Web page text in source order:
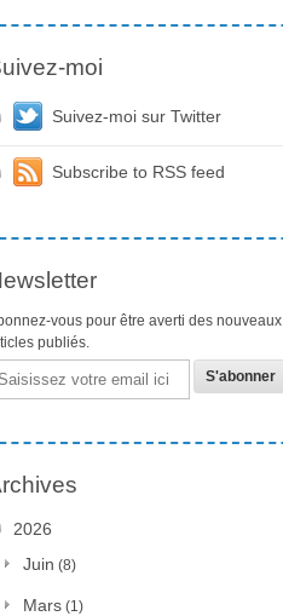
moi
Suivez-moi sur Twitter
Subscribe to RSS feed
vous pour être averti des nouveaux
publiés.
2026
Juin (8)
Mars (1)